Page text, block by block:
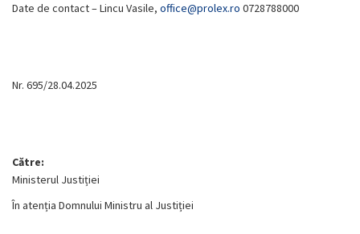
Date de contact – Lincu Vasile, office@prolex.ro 0728788000
Nr. 695/28.04.2025
Către:
Ministerul Justiției
În atenția Domnului Ministru al Justiției